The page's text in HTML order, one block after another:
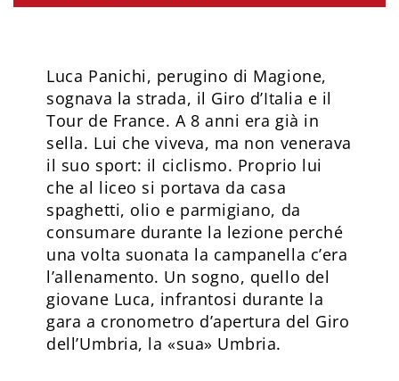
Luca Panichi, perugino di Magione,
sognava la strada, il Giro d’Italia e il
Tour de France. A 8 anni era già in
sella. Lui che viveva, ma non venerava
il suo sport: il ciclismo. Proprio lui
che al liceo si portava da casa
spaghetti, olio e parmigiano, da
consumare durante la lezione perché
una volta suonata la campanella c’era
l’allenamento. Un sogno, quello del
giovane Luca, infrantosi durante la
gara a cronometro d’apertura del Giro
dell’Umbria, la «sua» Umbria.